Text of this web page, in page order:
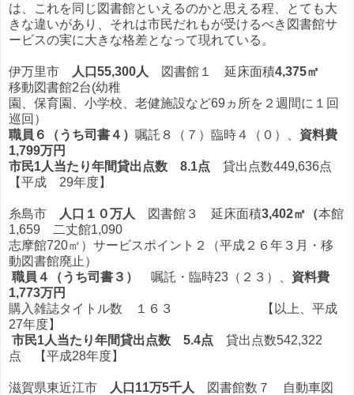
は、これを同じ図書館といえるのかと思える程、とても大
きな違いがあり、それは市民だれもが受けるべき図書館サ
ービスの実に大きな格差となって現れている。
伊万里市 人口55,300人 図書館１ 延床面積4,375㎡
移動図書館2台(幼稚
園、保育園、小学校、老健施設など69ヵ所を２週間に１回
巡回）
職員６（うち司書４） 嘱託８（７）臨時４（０）、 資料費
1,799万円
市民1人当たり年間貸出点数 8.1点 貸出点数449,636点
【平成 29年度】
糸島市 人口１０万人 図書館３ 延床面積3,402㎡（本館
1,659 二丈館1,090
志摩館720㎡）サービスポイント２（平成２６年３月・移
動図書館廃止）
職員４（うち司書３）
嘱託・臨時23（２３）、 資料費
1,773万円
購入雑誌タイトル数 １６３ 【以上、平成
27年度】
市民1人当たり年間貸出点数
5.4点 貸出点数542,322
点 【平成28年度】
滋賀県東近江市 人口11万5千人
図書館数７ 自動車図